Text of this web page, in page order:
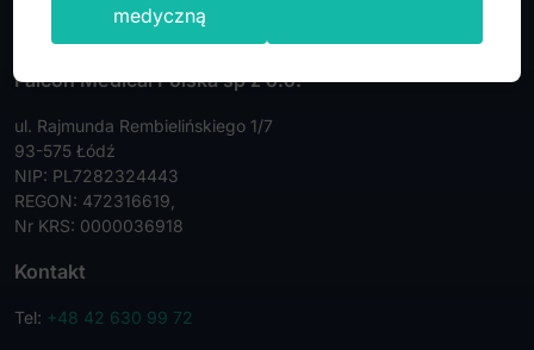
Falcon Medical Polska sp z o.o.
ul. Rajmunda Rembielińskiego 1/7
93-575 Łódź
NIP: PL7282324443
REGON: 472316619,
Nr KRS: 0000036918
Kontakt
Tel: +48 42 630 99 72
medyczną